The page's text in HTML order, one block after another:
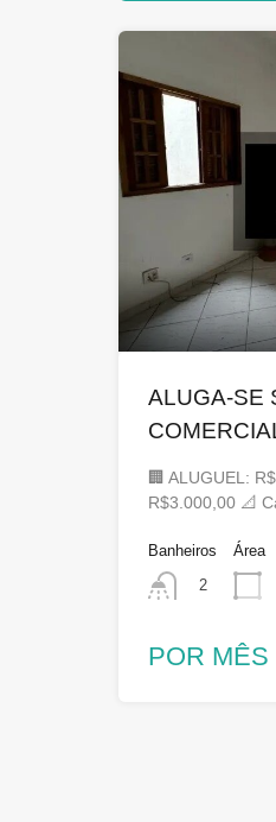
ALUGA-SE
🏢 ALUGUEL:
R$3.000,00 📐
Banheiros
2
Área
POR MÊS